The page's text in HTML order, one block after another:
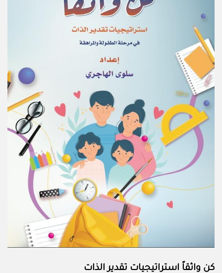
كن واثقاً استراتيجيات تقدير الذات